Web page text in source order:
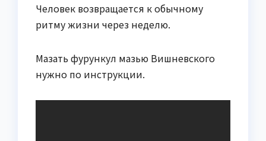
Человек возвращается к обычному
ритму жизни через неделю.
Мазать фурункул мазью Вишневского
нужно по инструкции.